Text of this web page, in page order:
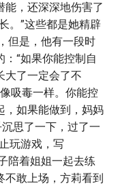
能，还深深地伤害了
。”这些都是她精辟
但是，他有一段时
“如果你能控制自
大了一定会了不
吸毒一样。你能控
，如果能做到，妈妈
思了一下，过了一
玩游戏，写
陪着姐姐一起去练
敢上场，方莉看到